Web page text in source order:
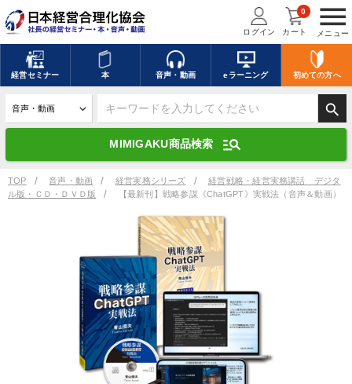
menu
メニュー
ログイン カート
0
経営セミナー 本 音声・動画 eラーニング 初めての方へ
search
MIMIGAKU商品検索 manage_search
キーワードを入力して探す
デジタル版対応のみ検索結果に表示する
search 上記の条件で検索
全国経営者セミナー講演収録物（全1315タイトル）からお探しいただけ
優秀各社の智恵と戦略 事業家のロマンと経営
TOP 音声・動画 経営実務シリーズ
経営戦略・経営実務講話 デジタ
ル版・ＣＤ・ＤＶＤ版
【最新刊】戦略参謀《ChatGPT》実戦法（音声＆動画）